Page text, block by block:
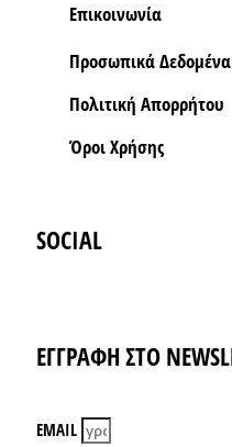
Επικοινωνία
Προσωπικά
Πολιτική Απορρήτου
Όροι Xρήσης
SOCIAL
ΕΓΓΡΑΦΗ ΣΤΟ
EMAIL